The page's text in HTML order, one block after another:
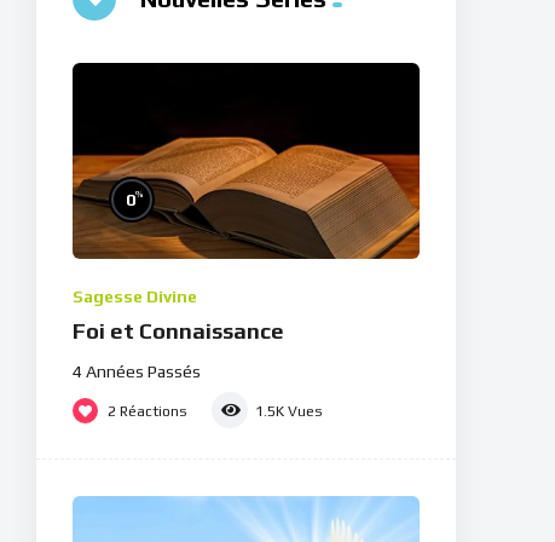
0%
Sagesse Divine
Foi et Connaissance
4 Années Passés
2 Réactions 1.5K Vues